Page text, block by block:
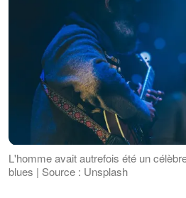
L'homme avait autrefois été un
blues | Source : Unsplash